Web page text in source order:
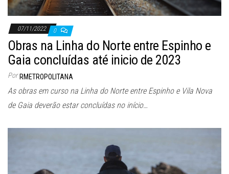
07/11/2022 0
Obras na Linha do Norte entre Espinho e
Gaia concluídas até inicio de 2023
Por RMETROPOLITANA
As obras em curso na Linha do Norte entre Espinho e Vila Nova
de Gaia deverão estar concluídas no início…